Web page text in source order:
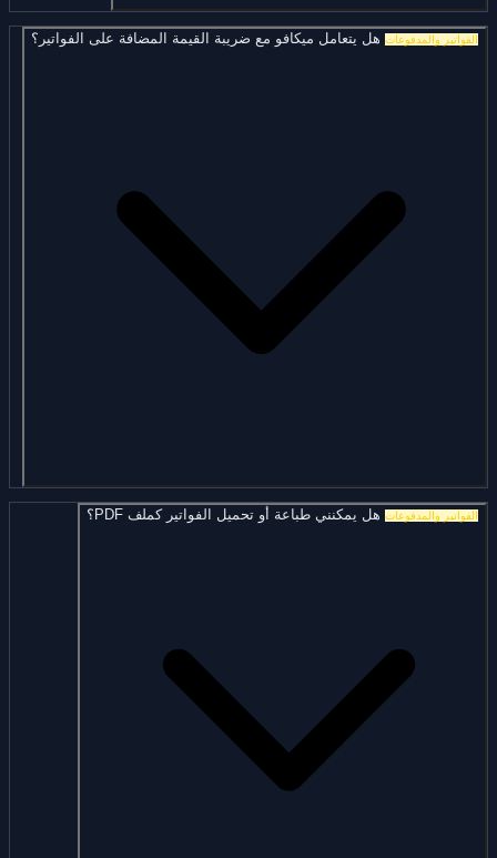
الفواتير والمدفوعات هل يتعامل ميكافو مع ضريبة القيمة المضافة على الفواتير؟
الفواتير والمدفوعات هل يمكنني طباعة أو تحميل الفواتير كملف PDF؟